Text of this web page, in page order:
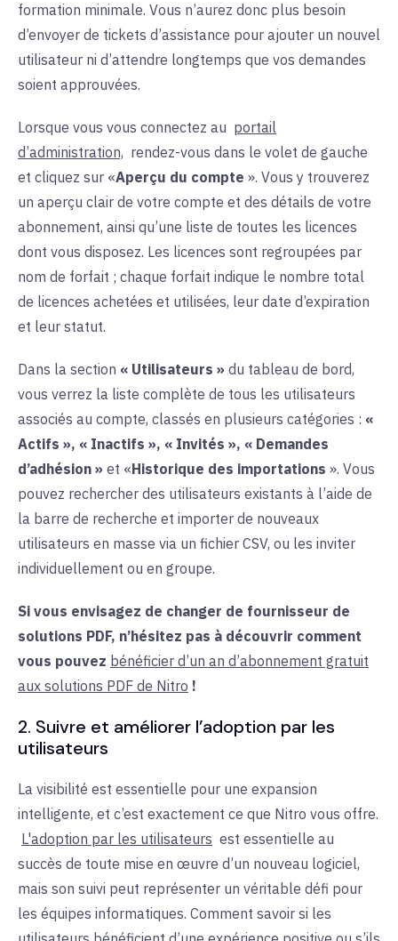
formation minimale. Vous n’aurez donc plus besoin
d’envoyer de tickets d’assistance pour ajouter un nouvel
utilisateur ni d’attendre longtemps que vos demandes
soient approuvées.
Lorsque vous vous connectez au portail
d’administration, rendez-vous dans le volet de gauche
et cliquez sur «Aperçu du compte ». Vous y trouverez
un aperçu clair de votre compte et des détails de votre
abonnement, ainsi qu’une liste de toutes les licences
dont vous disposez. Les licences sont regroupées par
nom de forfait ; chaque forfait indique le nombre total
de licences achetées et utilisées, leur date d’expiration
et leur statut.
Dans la section « Utilisateurs » du tableau de bord,
vous verrez la liste complète de tous les utilisateurs
associés au compte, classés en plusieurs catégories : «
Actifs », « Inactifs », « Invités », « Demandes
d’adhésion » et «Historique des importations ». Vous
pouvez rechercher des utilisateurs existants à l’aide de
la barre de recherche et importer de nouveaux
utilisateurs en masse via un fichier CSV, ou les inviter
individuellement ou en groupe.
Si vous envisagez de changer de fournisseur de
solutions PDF, n’hésitez pas à découvrir comment
vous pouvez bénéficier d’un an d’abonnement gratuit
aux solutions PDF de Nitro !
2. Suivre et améliorer l’adoption par les
utilisateurs
La visibilité est essentielle pour une expansion
intelligente, et c’est exactement ce que Nitro vous offre.
L'adoption par les utilisateurs est essentielle au
succès de toute mise en œuvre d’un nouveau logiciel,
mais son suivi peut représenter un véritable défi pour
les équipes informatiques. Comment savoir si les